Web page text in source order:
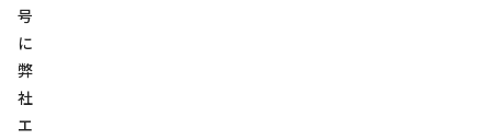
号
に
弊
社
エ